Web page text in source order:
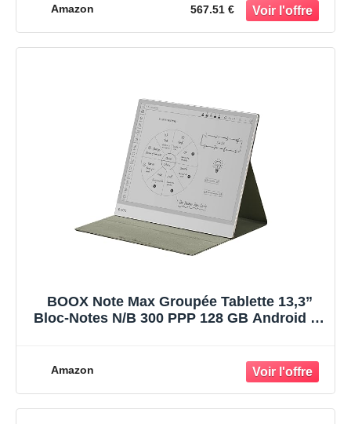
Amazon 567.51 €
BOOX Note Max Groupée Tablette 13,3”
Bloc-Notes N/B 300 PPP 128 GB Android 13
Amazon